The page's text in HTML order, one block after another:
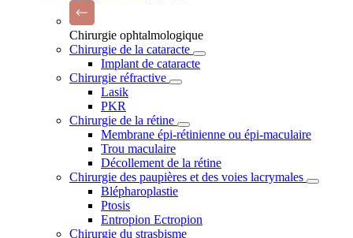
Chirurgie ophtalmologique
Chirurgie de la cataracte
Implant de cataracte
Chirurgie réfractive
Lasik
PKR
Chirurgie de la rétine
Membrane épi-rétinienne ou épi-maculaire
Trou maculaire
Décollement de la rétine
Chirurgie des paupières et des voies lacrymales
Blépharoplastie
Ptosis
Entropion Ectropion
Chirurgie du strasbisme